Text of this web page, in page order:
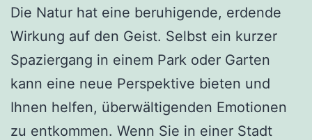
Die Natur hat eine beruhigende, erdende
Wirkung auf den Geist. Selbst ein kurzer
Spaziergang in einem Park oder Garten
kann eine neue Perspektive bieten und
Ihnen helfen, überwältigenden Emotionen
zu entkommen. Wenn Sie in einer Stadt